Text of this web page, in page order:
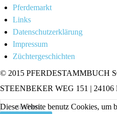
Pferdemarkt
Links
Datenschutzerklärung
Impressum
Züchtergeschichten
© 2015 PFERDESTAMMBUCH
STEENBEKER WEG 151 |
Diese Website benutz Cookies, um